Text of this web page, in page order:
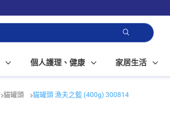
個人護理、健康 家居生活
貓罐頭 貓罐頭 漁夫之籃 (400g) 300814